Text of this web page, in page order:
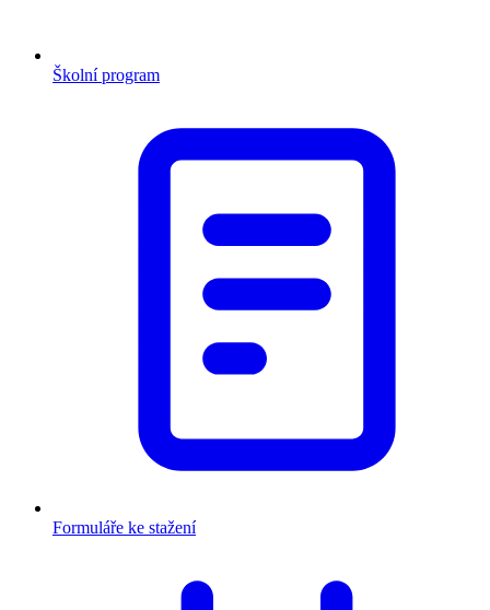
Školní program
Formuláře ke stažení